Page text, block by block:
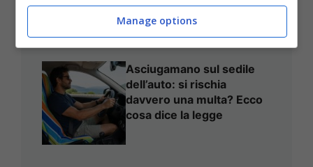
Asciugamano sul sedile
dell’auto: si rischia
davvero una multa? Ecco
cosa dice la legge
Manage options